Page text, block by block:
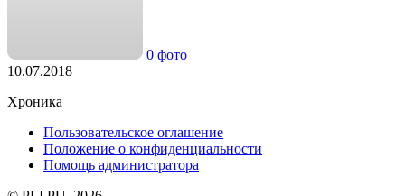
0 фото
10.07.2018
Хроника
Пользовательское оглашение
Положение о конфиденциальности
Помощь администратора